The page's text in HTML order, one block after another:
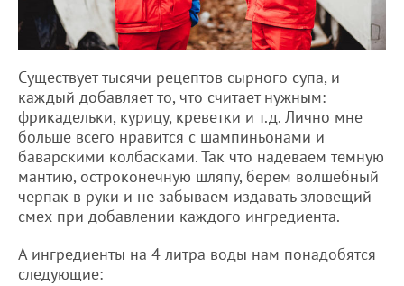
Существует тысячи рецептов сырного супа, и
каждый добавляет то, что считает нужным:
фрикадельки, курицу, креветки и т.д. Лично мне
больше всего нравится с шампиньонами и
баварскими колбасками. Так что надеваем тёмную
мантию, остроконечную шляпу, берем волшебный
черпак в руки и не забываем издавать зловещий
смех при добавлении каждого ингредиента.
А ингредиенты на 4 литра воды нам понадобятся
следующие: